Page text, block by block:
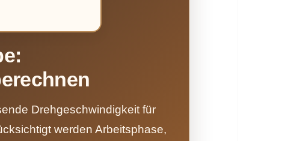
Drehgeschwindigkeit für
werden Arbeitsphase,